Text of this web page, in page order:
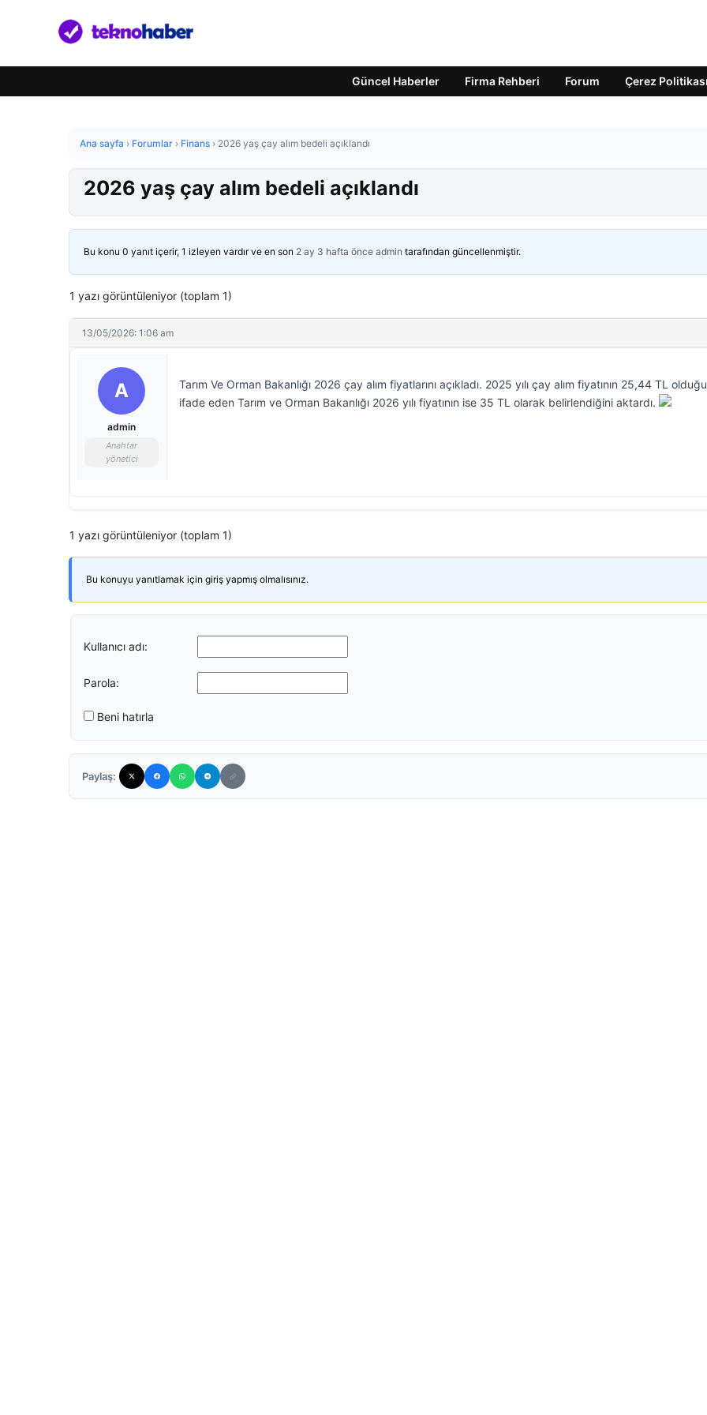
Güncel Haberler Firma Rehberi Forum Çerez Politikası
Ana sayfa › Forumlar › Finans › 2026 yaş çay alım bedeli açıklandı
2026 yaş çay alım bedeli açıklandı
Bu konu 0 yanıt içerir, 1 izleyen vardır ve en son 2 ay 3 hafta önce admin tarafından güncellenmiştir.
1 yazı görüntüleniyor (toplam 1)
13/05/2026: 1:06 am
A
admin
Anahtar
yönetici
Tarım Ve Orman Bakanlığı 2026 çay alım fiyatlarını açıkladı. 2025 yılı çay alım fiyatının 25,44 TL
ifade eden Tarım ve Orman Bakanlığı 2026 yılı fiyatının ise 35 TL olarak belirlendiğini aktardı.
1 yazı görüntüleniyor (toplam 1)
Bu konuyu yanıtlamak için giriş yapmış olmalısınız.
Kullanıcı adı:
Parola:
Beni hatırla
Paylaş: